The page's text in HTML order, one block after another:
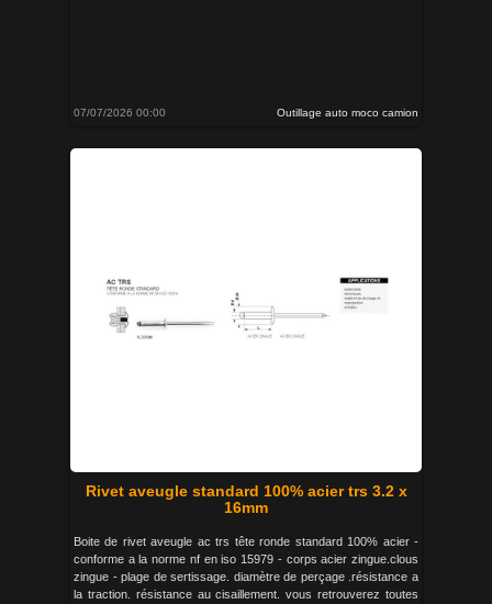
07/07/2026 00:00 Outillage auto moco camion
Rivet aveugle standard 100% acier trs 3.2 x
16mm
Boite de rivet aveugle ac trs tête ronde standard 100% acier -
conforme a la norme nf en iso 15979 - corps acier zingue.clous
zingue - plage de sertissage. diamètre de perçage .résistance a
la traction. résistance au cisaillement. vous retrouverez toutes